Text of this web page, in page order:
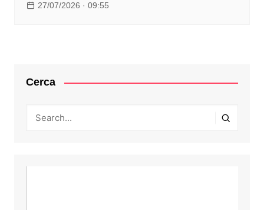
27/07/2026 · 09:55
Cerca